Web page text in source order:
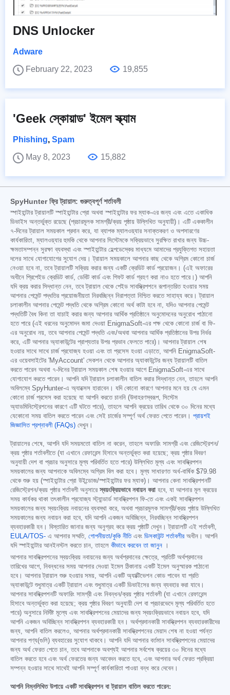
DNS Unlocker
Adware
February 22, 2023
19,855
'Geek স্কোয়াড' ইমেল স্ক্যাম
Phishing, Spam
May 8, 2023
15,882
SpyHunter ফ্রি ট্রায়াল: গুরুত্বপূর্ণ শর্তাবলী
স্পাইহান্টার ট্রায়ালটি স্পাইহান্টার প্রো অথবা স্পাইহান্টার ফর ম্যাক-এর জন্য এবং এতে একাধিক
ডিভাইস অন্তর্ভুক্ত রয়েছে (প্রচারমূলক সামগ্রী/ক্রয় পৃষ্ঠায় উল্লিখিত অনুযায়ী)। এটি এককালীন
৭-দিনের ট্রায়াল সময়কাল প্রদান করে, যা ব্যাপক ম্যালওয়্যার সনাক্তকরণ ও অপসারণের
কার্যকারিতা, ম্যালওয়্যার হুমকি থেকে আপনার সিস্টেমকে সক্রিয়ভাবে সুরক্ষিত রাখার জন্য উচ্চ-
ক্ষমতাসম্পন্ন সুরক্ষা ব্যবস্থা এবং স্পাইহান্টার হেল্পডেস্কের মাধ্যমে আমাদের প্রযুক্তিগত সহায়তা
দলের সাথে যোগাযোগের সুযোগ দেয়। ট্রায়াল সময়কালে আপনার কাছ থেকে অগ্রিম কোনো চার্জ
নেওয়া হবে না, তবে ট্রায়ালটি সক্রিয় করার জন্য একটি ক্রেডিট কার্ড প্রয়োজন। (এই অফারের
অধীনে প্রিপেইড ক্রেডিট কার্ড, ডেবিট কার্ড এবং গিফট কার্ড গ্রহণ করা নাও হতে পারে।) আপনি
যদি ক্রয় করার সিদ্ধান্ত নেন, তবে ট্রায়াল থেকে পেইড সাবস্ক্রিপশনে রূপান্তরিত হওয়ার সময়
আপনার পেমেন্ট পদ্ধতির প্রয়োজনীয়তা নিরবচ্ছিন্ন নিরাপত্তা নিশ্চিত করতে সাহায্য করে। ট্রায়াল
চলাকালীন আপনার পেমেন্ট পদ্ধতি থেকে অগ্রিম কোনো অর্থ কাটা হবে না, যদিও আপনার পেমেন্ট
পদ্ধতিটি বৈধ কিনা তা যাচাই করার জন্য আপনার আর্থিক প্রতিষ্ঠানে অনুমোদনের অনুরোধ পাঠানো
হতে পারে (এই ধরনের অনুমোদন জমা দেওয়া EnigmaSoft-এর পক্ষ থেকে কোনো চার্জ বা ফি-
এর অনুরোধ নয়, তবে আপনার পেমেন্ট পদ্ধতি এবং/অথবা আপনার আর্থিক প্রতিষ্ঠানের উপর নির্ভর
করে, এটি আপনার অ্যাকাউন্টের প্রাপ্যতার উপর প্রভাব ফেলতে পারে)। আপনার ট্রায়াল শেষ
হওয়ার সাথে সাথে চার্জ প্রযোজ্য হওয়া এবং তা প্রসেস হওয়া এড়াতে, আপনি EnigmaSoft-
এর ওয়েবসাইটের 'MyAccount' সেকশন থেকে আপনার অ্যাকাউন্টের জন্য ট্রায়ালটি বাতিল
করতে পারেন অথবা ৭-দিনের ট্রায়াল সময়কাল শেষ হওয়ার আগে EnigmaSoft-এর সাথে
যোগাযোগ করতে পারেন। আপনি যদি ট্রায়াল চলাকালীন বাতিল করার সিদ্ধান্ত নেন, তাহলে আপনি
অবিলম্বে SpyHunter-এ অ্যাক্সেস হারাবেন। যদি কোনো কারণে আপনার মনে হয় যে এমন
কোনো চার্জ প্রসেস করা হয়েছে যা আপনি করতে চাননি (উদাহরণস্বরূপ, সিস্টেম
অ্যাডমিনিস্ট্রেশনের কারণে এটি ঘটতে পারে), তাহলে আপনি ক্রয়ের তারিখ থেকে ৩০ দিনের মধ্যে
যেকোনো সময় বাতিল করতে পারেন এবং সেই চার্জের সম্পূর্ণ অর্থ ফেরত পেতে পারেন। প্রায়শই
জিজ্ঞাসিত প্রশ্নাবলী (FAQs) দেখুন।
ট্রায়ালের শেষে, আপনি যদি সময়মতো বাতিল না করেন, তাহলে অফারিং সামগ্রী এবং রেজিস্ট্রেশন/
ক্রয় পৃষ্ঠার শর্তাবলীতে (যা এখানে রেফারেন্স হিসাবে অন্তর্ভুক্ত করা হয়েছে; ক্রয় পৃষ্ঠার বিবরণ
অনুযায়ী দেশ বা প্রচার অনুসারে মূল্য পরিবর্তিত হতে পারে) উল্লিখিত মূল্য এবং সাবস্ক্রিপশন
সময়কালের জন্য আপনাকে অবিলম্বে অগ্রিম বিল করা হবে। মূল্য সাধারণত অর্ধ-বার্ষিক $79.98
থেকে শুরু হয় (স্পাইহান্টার প্রো উইন্ডোজ/স্পাইহান্টার ফর ম্যাক)। আপনার কেনা সাবস্ক্রিপশনটি
রেজিস্ট্রেশন/ক্রয় পৃষ্ঠার শর্তাবলী অনুসারেস্বয়ংক্রিয়ভাবে নবায়ন করা হবে, যা আপনার মূল ক্রয়ের
সময় কার্যকর থাকা তৎকালীন প্রযোজ্য স্ট্যান্ডার্ড সাবস্ক্রিপশন ফি-তে এবং একই সাবস্ক্রিপশন
সময়কালের জন্য স্বয়ংক্রিয় নবায়নের ব্যবস্থা করে, অথবা প্রচারমূলক সামগ্রী/ক্রয় পৃষ্ঠায় উল্লিখিত
সময়কালের জন্য নবায়ন করা হবে, যদি আপনি একজন অবিচ্ছিন্ন, নিরবচ্ছিন্ন সাবস্ক্রিপশন
ব্যবহারকারী হন। বিস্তারিত জানার জন্য অনুগ্রহ করে ক্রয় পৃষ্ঠাটি দেখুন। ট্রায়ালটি এই শর্তাবলী,
EULA/TOS- এ আপনার সম্মতি, গোপনীয়তা/কুকি নীতিএবং ডিসকাউন্ট শর্তাবলীর অধীন। আপনি
যদি স্পাইহান্টার আনইনস্টল করতে চান, তাহলে কীভাবে করবেন তা জানুন ।
আপনার সাবস্ক্রিপশনের স্বয়ংক্রিয় নবায়নের জন্য অর্থপ্রদানের ক্ষেত্রে, প্রতিটি অর্থপ্রদানের
তারিখের আগে, নিবন্ধনের সময় আপনার দেওয়া ইমেল ঠিকানায় একটি ইমেল অনুস্মারক পাঠানো
হবে। আপনার ট্রায়াল শুরু হওয়ার সময়, আপনি একটি অ্যাক্টিভেশন কোড পাবেন যা প্রতি
অ্যাকাউন্টে শুধুমাত্র একটি ট্রায়াল এবং শুধুমাত্র একটি ডিভাইসের জন্য ব্যবহার করা যাবে।
আপনার সাবস্ক্রিপশনটি অফারিং সামগ্রী এবং নিবন্ধন/ক্রয় পৃষ্ঠার শর্তাবলী (যা এখানে রেফারেন্স
হিসাবে অন্তর্ভুক্ত করা হয়েছে; ক্রয় পৃষ্ঠার বিবরণ অনুযায়ী দেশ বা প্রচারভেদে মূল্য পরিবর্তিত হতে
পারে) অনুসারে নির্দিষ্ট মূল্যে এবং সাবস্ক্রিপশনের মেয়াদের জন্য স্বয়ংক্রিয়ভাবে নবায়ন হবে, যদি
আপনি একজন অবিচ্ছিন্ন সাবস্ক্রিপশন ব্যবহারকারী হন। অর্থপ্রদানকারী সাবস্ক্রিপশন ব্যবহারকারীদের
জন্য, আপনি বাতিল করলেও, আপনার অর্থপ্রদানকারী সাবস্ক্রিপশনের মেয়াদ শেষ না হওয়া পর্যন্ত
আপনার পণ্য(গুলি) ব্যবহারের সুযোগ থাকবে। আপনি যদি আপনার বর্তমান সাবস্ক্রিপশনের মেয়াদের
জন্য অর্থ ফেরত পেতে চান, তবে আপনাকে অবশ্যই আপনার সর্বশেষ ক্রয়ের ৩০ দিনের মধ্যে
বাতিল করতে হবে এবং অর্থ ফেরতের জন্য আবেদন করতে হবে, এবং আপনার অর্থ ফেরত প্রক্রিয়া
সম্পন্ন হওয়ার সাথে সাথেই আপনি সম্পূর্ণ কার্যকারিতা পাওয়া বন্ধ করে দেবেন।
আপনি নিম্নলিখিত উপায়ে একটি সাবস্ক্রিপশন বা ট্রায়াল বাতিল করতে পারেন: